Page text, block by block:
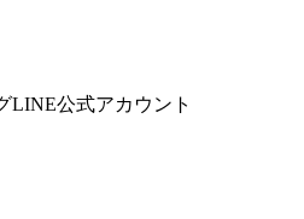
LINE公式アカウント